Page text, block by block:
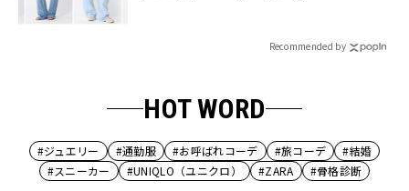
Recommended by
HOT WORD
#ジュエリー #通勤服 #お呼ばれコーデ #旅コーデ
#結婚
#スニーカー
#UNIQLO（ユニクロ） #ZARA #骨格診断